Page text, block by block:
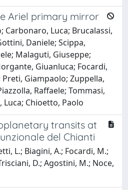
Ariel primary mirror
Carbonaro, Luca; Brucalassi,
Daniele; Scippa,
Malaguti, Giuseppe;
Giuanluca; Focardi,
Preti, Giampaolo; Zuppella,
Raffaele; Tommasi,
Chioetto, Paolo
transits at
del Chianti
L.; Biagini, A.; Focardi, M.;
D.; Agostini, M.; Noce,